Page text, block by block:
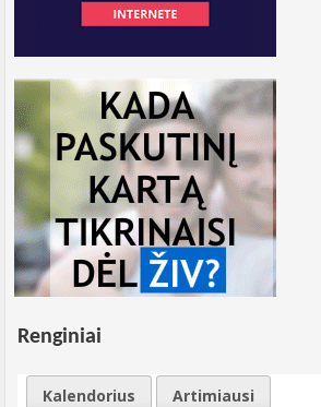
Renginiai
Kalendorius
Artimiausi